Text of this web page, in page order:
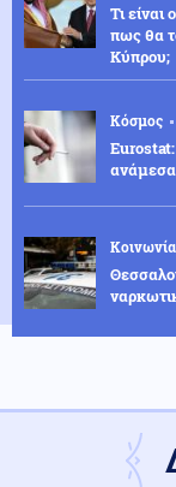
Τι
πως θα
Κύπρου;
Κόσμος
Κοινωνία